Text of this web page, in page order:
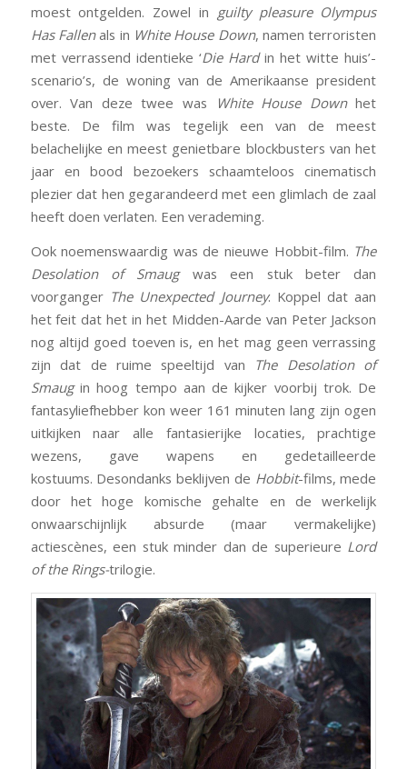
moest ontgelden. Zowel in guilty pleasure Olympus
Has Fallenals in White House Down, namen terroristen
met verrassend identieke ‘Die Hardin het witte huis’-
scenario’s, de woning van de Amerikaanse president
over. Van deze twee was
White House Downhet
beste. De film was tegelijk een van de meest
belachelijke en meest genietbare blockbusters van het
jaar en bood bezoekers schaamteloos cinematisch
plezier dat hen gegarandeerd met een glimlach de zaal
heeft doen verlaten. Een verademing.
Ook noemenswaardig was de nieuwe Hobbit-film. The
Desolation of Smaugwas een stuk beter dan
voorganger The Unexpected Journey. Koppel dat aan
het feit dat het in het Midden-Aarde van Peter Jackson
nog altijd goed toeven is, en het mag geen verrassing
zijn dat de ruime speeltijd van The Desolation of
Smaugin hoog tempo aan de kijker voorbij trok. De
fantasyliefhebber kon weer 161 minuten lang zijn ogen
uitkijken naar alle fantasierijke locaties, prachtige
wezens, gave wapens en gedetailleerde
kostuums. Desondanks beklijven de Hobbit-films, mede
door het hoge komische gehalte en de werkelijk
onwaarschijnlijk absurde (maar vermakelijke)
actiescènes, een stuk minder dan de superieure Lord
of the Rings-trilogie.